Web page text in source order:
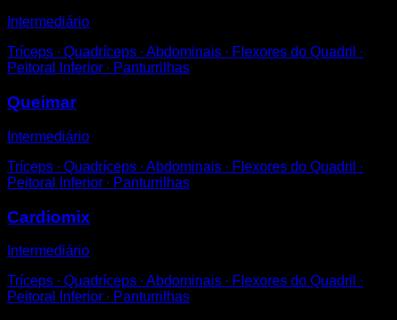
Intermediário
Tríceps ∙ Quadríceps ∙ Abdominais ∙ Flexores do Quadril ∙
Peitoral Inferior ∙ Panturrilhas
Queimar
Intermediário
Tríceps ∙ Quadríceps ∙ Abdominais ∙ Flexores do Quadril ∙
Peitoral Inferior ∙ Panturrilhas
Cardiomix
Intermediário
Tríceps ∙ Quadríceps ∙ Abdominais ∙ Flexores do Quadril ∙
Peitoral Inferior ∙ Panturrilhas